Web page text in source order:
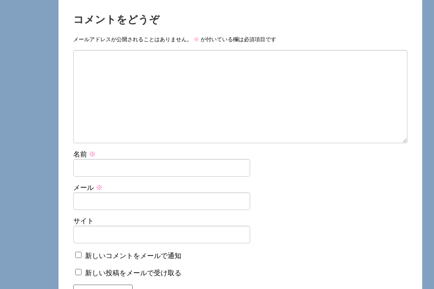
コメントをどうぞ
メールアドレスが公開されることはありません。 ※ が付いている欄は必須項目です
名前 ※
メール ※
サイト
新しいコメントをメールで通知
新しい投稿をメールで受け取る